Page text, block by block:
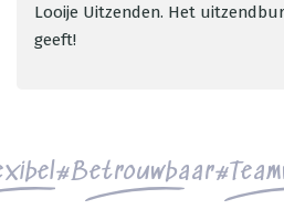
Looije Uitzenden. Het
geeft!
Betrouwbaar